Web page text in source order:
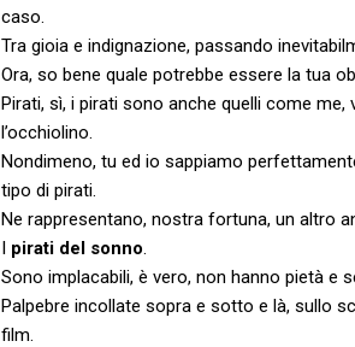
caso.
Tra gioia e indignazione, passando
Ora, so bene quale potrebbe essere la tua
Pirati, sì, i pirati sono anche quelli come
l’occhiolino.
Nondimeno, tu ed io sappiamo
tipo di pirati.
Ne rappresentano, nostra fortuna, un altro
I pirati del sonno.
Sono implacabili, è vero, non hanno pietà e
Palpebre incollate sopra e sotto e là, sullo
film.